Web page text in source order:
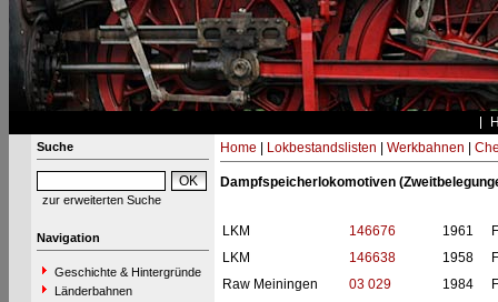
Suche
zur erweiterten Suche
Navigation
Geschichte & Hintergründe
Länderbahnen
Home Lokbestandslisten Werkbahnen
Dampfspeicherlokomotiven
LKM 146676 1961
LKM
146638 1958
Raw Meiningen
03 029 1984